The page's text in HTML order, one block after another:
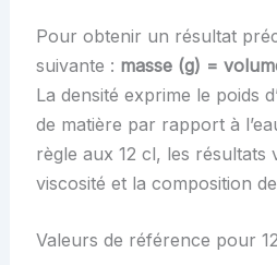
Pour obtenir un résultat
suivante : masse (g) =
La densité exprime le poids
de matière par rapport à
règle aux 12 cl, les résultats
viscosité et la composition
Valeurs de référence pour